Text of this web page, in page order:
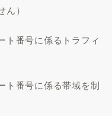
）
ト番号に係るトラフィ
ト番号に係る帯域を制